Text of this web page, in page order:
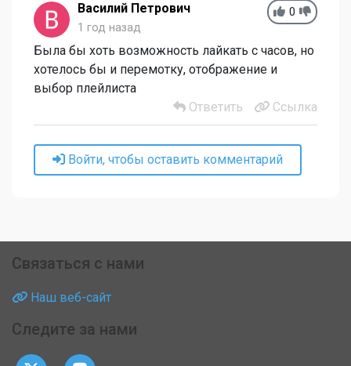
0
Василий Петрович
1 год назад
Была бы хоть возможность лайкать с часов, но
хотелось бы и перемотку, отображение и
выбор плейлиста
Ответить
Ссылка
Войти, чтобы оставить комментарий
Связаться с нами
Наш веб-сайт
Следите за нами